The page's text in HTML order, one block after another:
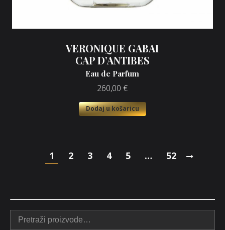
VERONIQUE GABAI
CAP D’ANTIBES
Eau de Parfum
260,00 €
Dodaj u košaricu
1 2 3 4 5 … 52